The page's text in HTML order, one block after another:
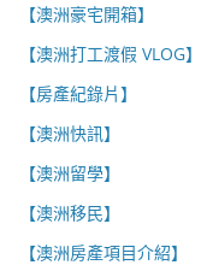
【澳洲豪宅開箱】
【澳洲打工渡假 VLOG】
【房產紀錄片】
【澳洲快訊】
【澳洲留學】
【澳洲移民】
【澳洲房產項目介紹】